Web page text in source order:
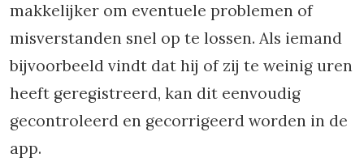
makkelijker om eventuele problemen of
misverstanden snel op te lossen. Als iemand
bijvoorbeeld vindt dat hij of zij te weinig uren
heeft geregistreerd, kan dit eenvoudig
gecontroleerd en gecorrigeerd worden in de
app.